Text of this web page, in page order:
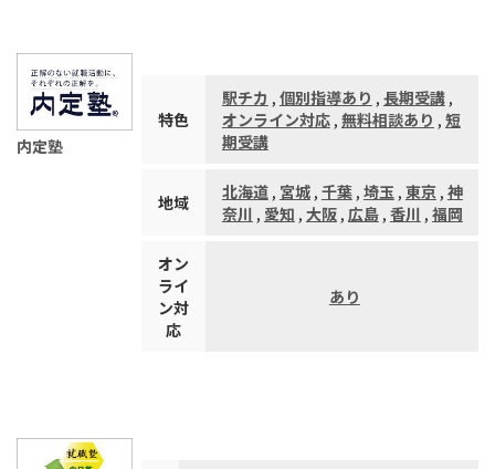
内定塾
特色
駅チカ , 個別指導あり , 長期受講,
オンライン対応, 無料相談あり , 短
期受講
地域 北海道, 宮城, 千葉, 埼玉 , 東京 , 神
奈川 , 愛知 , 大阪, 広島, 香川 , 福岡
オン
ライ
ン対
応
あり